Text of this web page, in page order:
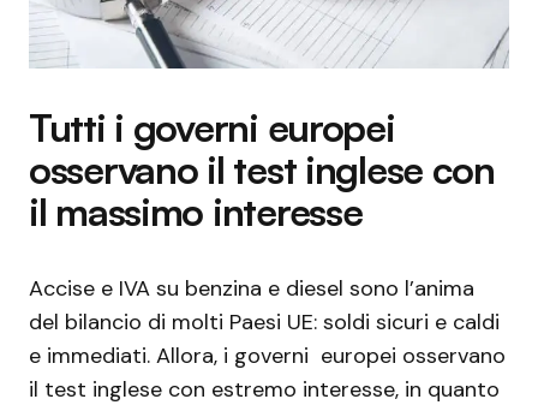
Tutti i governi europei
osservano il test inglese con
il massimo interesse
Accise e IVA su benzina e diesel sono l’anima
del bilancio di molti Paesi UE: soldi sicuri e caldi
e immediati. Allora, i governi europei osservano
il test inglese con estremo interesse, in quanto